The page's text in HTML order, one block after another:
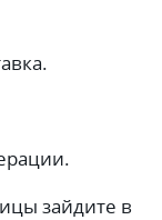
зайдите в